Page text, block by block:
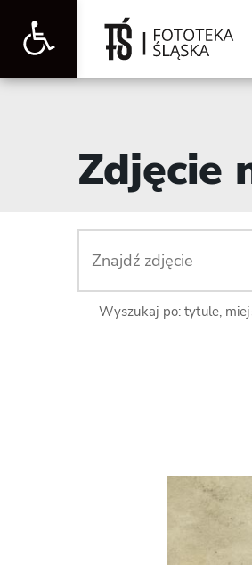
Otwórz
narzędzi
Zdjęcie
Wyszukaj po: tytule,